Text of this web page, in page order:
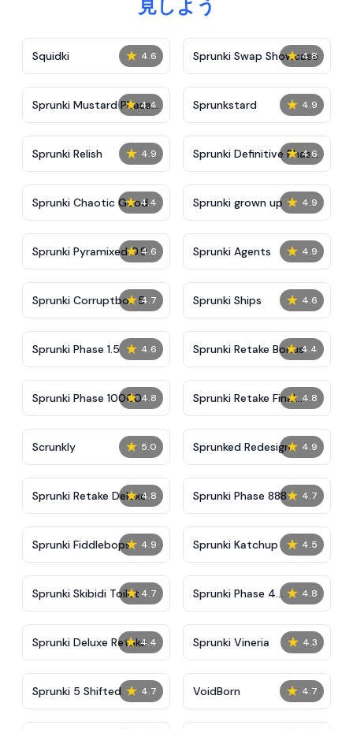
見しよう
★ 4.6
Squidki ★ 4.8
Sprunki Swap Showcase
★ 4.4
Sprunki Mustard Phase
2
★ 4.9
Sprunkstard
★ 4.9
Sprunki Relish ★ 4.6
Sprunki Definitive Phase
7
★ 4.4
Sprunki Chaotic Good ★ 4.9
Sprunki grown up
★ 4.6
Sprunki Pyramixed 0.9 ★ 4.9
Sprunki Agents
★ 4.7
Sprunki Corruptbox 5 ★ 4.6
Sprunki Ships
★ 4.6
Sprunki Phase 1.5 ★ 4.4
Sprunki Retake Bonus
★ 4.8
Sprunki Phase 10000 ★ 4.8
Sprunki Retake Final
Update
★ 5.0
Scrunkly ★ 4.9
Sprunked Redesign
★ 4.8
Sprunki Retake Deluxe ★ 4.7
Sprunki Phase 888
★ 4.9
Sprunki Fiddlebops ★ 4.5
Sprunki Katchup
★ 4.7
Sprunki Skibidi Toilet ★ 4.8
Sprunki Phase 4
Definitive
★ 4.4
Sprunki Deluxe Retake ★ 4.3
Sprunki Vineria
★ 4.7
Sprunki 5 Shifted ★ 4.7
VoidBorn